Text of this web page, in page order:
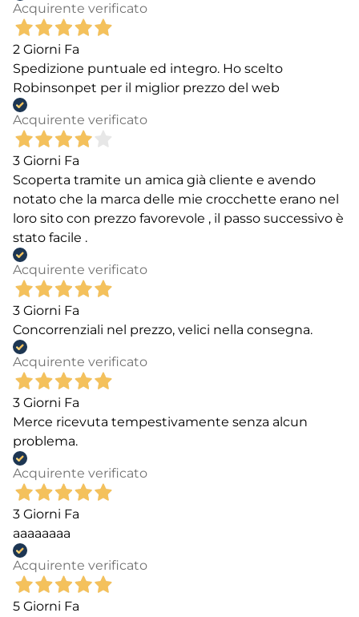
Acquirente verificato
2 Giorni Fa
Spedizione puntuale ed integro. Ho scelto
Robinsonpet per il miglior prezzo del web
Acquirente verificato
3 Giorni Fa
Scoperta tramite un amica già cliente e avendo
notato che la marca delle mie crocchette erano nel
loro sito con prezzo favorevole , il passo successivo è
stato facile .
Acquirente verificato
3 Giorni Fa
Concorrenziali nel prezzo, velici nella consegna.
Acquirente verificato
3 Giorni Fa
Merce ricevuta tempestivamente senza alcun
problema.
Acquirente verificato
3 Giorni Fa
aaaaaaaa
Acquirente verificato
5 Giorni Fa